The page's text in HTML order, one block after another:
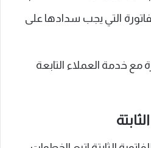
التي يجب سدادها على
مع خدمة العملاء التابعة